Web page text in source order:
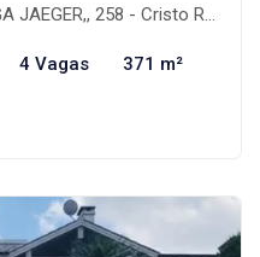
258 - Cristo Rei, São Leopoldo-RS
4 Vagas 371 m²